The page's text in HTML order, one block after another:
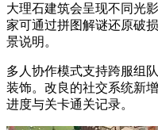
大理石建筑会呈现不同光
家可通过拼图解谜还原破
景说明。
多人协作模式支持跨服组
装饰。改良的社交系统新
进度与关卡通关记录。